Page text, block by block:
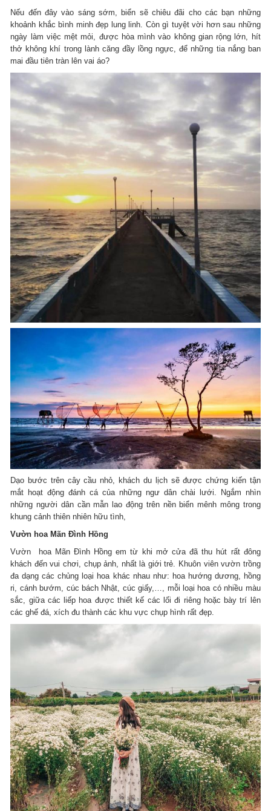
Nếu đến đây vào sáng sớm, biển sẽ chiêu đãi cho các bạn những
khoảnh khắc bình minh đẹp lung linh. Còn gì tuyệt vời hơn sau những
ngày làm việc mệt mỏi, được hòa mình vào không gian rộng lớn, hít
thở không khí trong lành căng đầy lồng ngực, để những tia nắng ban
mai đầu tiên tràn lên vai áo?
Dạo bước trên cây cầu nhỏ, khách du lịch sẽ được chứng kiến tận
mắt hoạt động đánh cá của những ngư dân chài lưới. Ngắm nhìn
những người dân cần mẫn lao động trên nền biển mênh mông trong
khung cảnh thiên nhiên hữu tình,
Vườn hoa Mãn Đình Hồng
Vườn hoa Mãn Đình Hồng em từ khi mở cửa đã thu hút rất đông
khách đến vui chơi, chụp ảnh, nhất là giới trẻ. Khuôn viên vườn trồng
đa dạng các chủng loại hoa khác nhau như: hoa hướng dương, hồng
ri, cánh bướm, cúc bách Nhật, cúc giấy,…, mỗi loại hoa có nhiều màu
sắc, giữa các liếp hoa được thiết kế các lối đi riêng hoặc bày trí lên
các ghế đá, xích đu thành các khu vực chụp hình rất đẹp.